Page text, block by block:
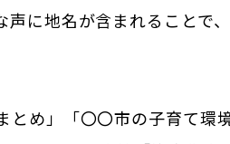
に地名が含まれることで
め」「〇〇市の子育て環